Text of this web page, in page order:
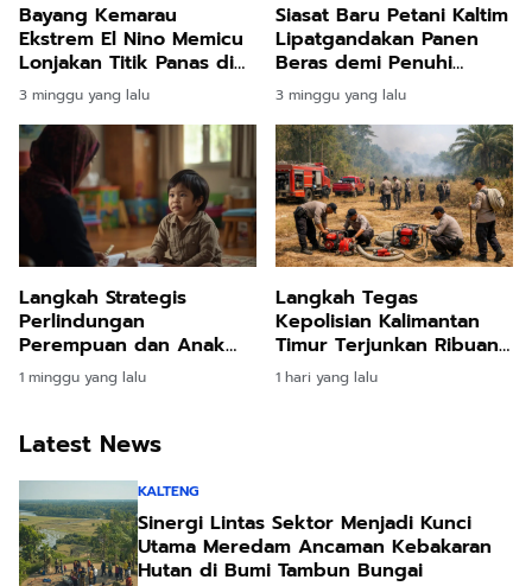
Bayang Kemarau
Ekstrem El Nino Memicu
Lonjakan Titik Panas di
Kalimantan Timur dan
Kawasan Nusantara
3 minggu yang lalu
Siasat Baru Petani Kaltim
Lipatgandakan Panen
Beras demi Penuhi
Kebutuhan Ibu Kota
Nusantara
3 minggu yang lalu
Langkah Strategis
Perlindungan
Perempuan dan Anak
Kalimantan Timur
Berikan Pendampingan
Depan Korban
1 minggu yang lalu
Langkah Tegas
Kepolisian Kalimantan
Timur Terjunkan Ribuan
Pasukan Demi Tangkal
Ancaman Kebakaran
1 hari yang lalu
Latest News
KALTENG
Sinergi Lintas Sektor Menjadi Kunci
Utama Meredam Ancaman Kebakaran
Hutan di Bumi Tambun Bungai